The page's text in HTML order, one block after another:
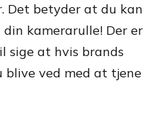
Det betyder at du kan
kamerarulle! Der er
sige at hvis brands
blive ved med at tjene